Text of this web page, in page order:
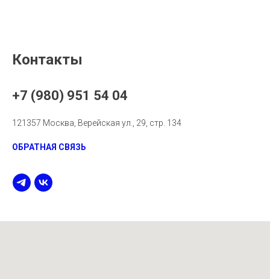
Контакты
+7 (980) 951 54 04
121357 Москва, Верейская ул., 29, стр. 134
ОБРАТНАЯ СВЯЗЬ